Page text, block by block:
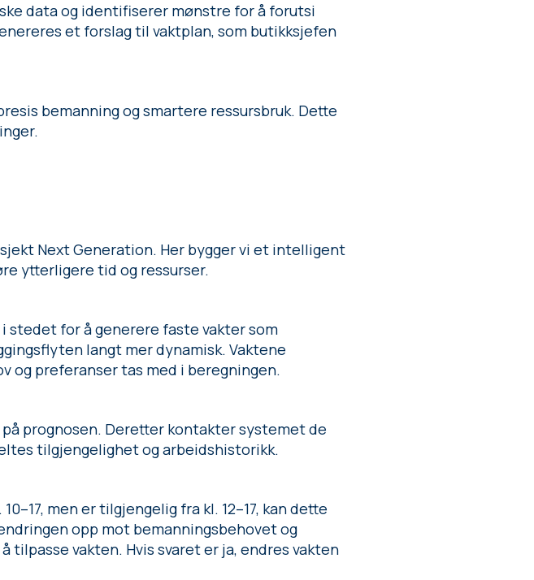
data og identifiserer mønstre for å forutsi
et forslag til vaktplan, som butikksjefen
bemanning og smartere ressursbruk. Dette
Next Generation. Her bygger vi et intelligent
ytterligere tid og ressurser.
for å generere faste vakter som
langt mer dynamisk. Vaktene
og preferanser tas med i beregningen.
prognosen. Deretter kontakter systemet de
tilgjengelighet og arbeidshistorikk.
men er tilgjengelig fra kl. 12–17, kan dette
opp mot bemanningsbehovet og
vakten. Hvis svaret er ja, endres vakten